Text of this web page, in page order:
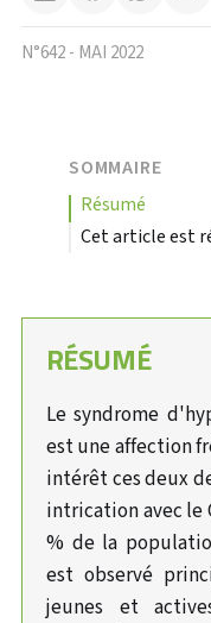
N°642 - MAI 2022
SOMMAIRE
résumé
Cet article est
RÉSUMÉ
Le syndrome
est une affection
intérêt ces deux
intrication avec le
% de la
est observé
jeunes et